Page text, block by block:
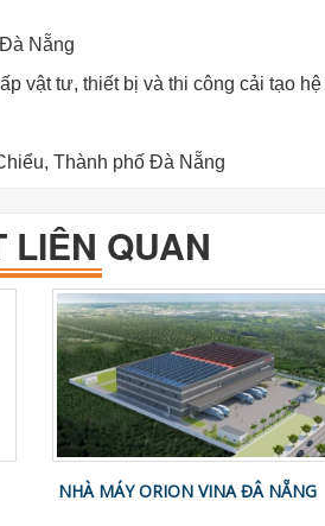
Nẵng
vật tư, thiết bị và thi công cải tạo
Thành phố Đà Nẵng
LIÊN QUAN
NHÀ MÁY ORION VINA ĐÂ NẴNG